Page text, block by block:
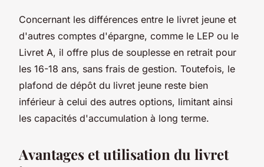
Concernant les différences entre le livret jeune et
d'autres comptes d'épargne, comme le LEP ou le
Livret A, il offre plus de souplesse en retrait pour
les 16-18 ans, sans frais de gestion. Toutefois, le
plafond de dépôt du livret jeune reste bien
inférieur à celui des autres options, limitant ainsi
les capacités d'accumulation à long terme.
Avantages et utilisation du livret